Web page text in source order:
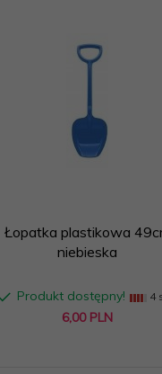
Łopatka plastikowa
niebieska
Produkt dostępny! 4
6,00 PLN